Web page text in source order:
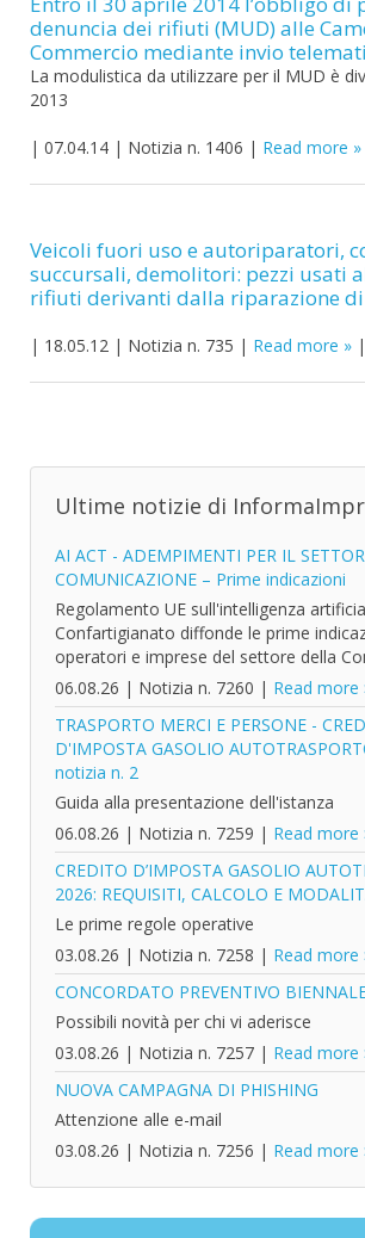
denuncia dei rifiuti (MUD) alle
Commercio mediante invio
La modulistica da utilizzare per il MUD è
2013
| 07.04.14 | Notizia n. 1406 | Read more
Veicoli fuori uso e autoriparatori,
succursali, demolitori: pezzi usati
rifiuti derivanti dalla riparazione
| 18.05.12 | Notizia n. 735 | Read more |
Ultime notizie di
AI ACT - ADEMPIMENTI PER IL
COMUNICAZIONE – Prime indicazioni
Regolamento UE sull'intelligenza
Confartigianato diffonde le prime
operatori e imprese del settore della
06.08.26 | Notizia n. 7260 | Read more
TRASPORTO MERCI E PERSONE -
D'IMPOSTA GASOLIO
notizia n. 2
Guida alla presentazione dell'istanza
06.08.26 | Notizia n. 7259 | Read more
CREDITO D’IMPOSTA GASOLIO
2026: REQUISITI, CALCOLO E
Le prime regole operative
03.08.26 | Notizia n. 7258 | Read more
CONCORDATO PREVENTIVO
Possibili novità per chi vi aderisce
03.08.26 | Notizia n. 7257 | Read more
NUOVA CAMPAGNA DI PHISHING
Attenzione alle e-mail
03.08.26 | Notizia n. 7256 | Read more